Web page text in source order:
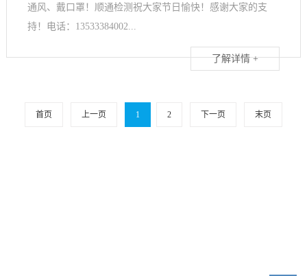
通风、戴口罩！顺通检测祝大家节日愉快！感谢大家的支
持！电话：13533384002...
了解详情 +
首页 上一页 1 2 下一页 末页